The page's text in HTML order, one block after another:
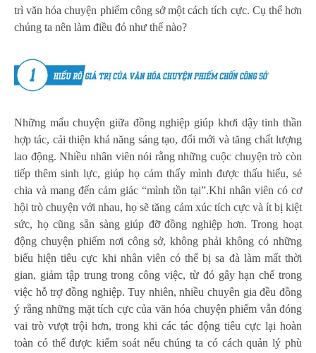
trì văn hóa chuyện phiếm công sở một cách tích cực. Cụ thể hơn
chúng ta nên làm điều đó như thế nào?
Những mẩu chuyện giữa đồng nghiệp giúp khơi dậy tinh thần
hợp tác, cải thiện khả năng sáng tạo, đổi mới và tăng chất lượng
lao động. Nhiều nhân viên nói rằng những cuộc chuyện trò còn
tiếp thêm sinh lực, giúp họ cảm thấy mình được thấu hiểu, sẻ
chia và mang đến cảm giác “mình tồn tại”.Khi nhân viên có cơ
hội trò chuyện với nhau, họ sẽ tăng cảm xúc tích cực và ít bị kiệt
sức, họ cũng sẵn sàng giúp đỡ đồng nghiệp hơn. Trong hoạt
động chuyện phiếm nơi công sở, không phải không có những
biểu hiện tiêu cực khi nhân viên có thể bị sa đà làm mất thời
gian, giảm tập trung trong công việc, từ đó gây hạn chế trong
việc hỗ trợ đồng nghiệp. Tuy nhiên, nhiều chuyên gia đều đồng
ý rằng những mặt tích cực của văn hóa chuyện phiếm vẫn đóng
vai trò vượt trội hơn, trong khi các tác động tiêu cực lại hoàn
toàn có thể được kiểm soát nếu chúng ta có cách quản lý phù